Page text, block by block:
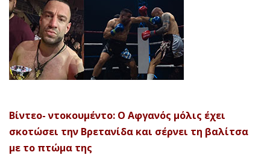
Βίντεο- ντοκουμέντο: Ο Αφγανός μόλις έχει
σκοτώσει την Βρετανίδα και σέρνει τη βαλίτσα
με το πτώμα της